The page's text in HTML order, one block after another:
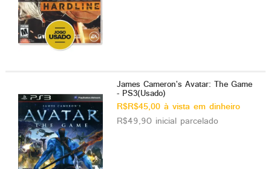
James Cameron's Avatar: The Game
- PS3(Usado)
R$R$45,00 à vista em dinheiro
R$49,90 inicial parcelado